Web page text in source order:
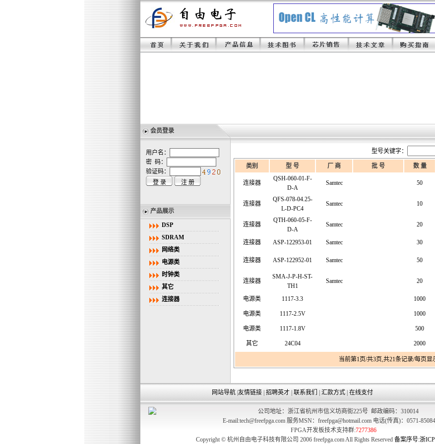
会员登录
用户名：
密 码：
验证码：
产品展示
DSP
SDRAM
网络类
电源类
时钟类
其它
连接器
型号关键字：
类别 型 号 厂 商 批 号 数 量
连接器
QSH-060-01-F-
D-A
Samtec 50
连接器
QFS-078-04.25-
L-D-PC4
Samtec 10
连接器
QTH-060-05-F-
D-A
Samtec 20
连接器 ASP-122953-01 Samtec 30
连接器 ASP-122952-01 Samtec 50
连接器
SMA-J-P-H-ST-
TH1
Samtec 20
电源类 1117-3.3 1000
电源类 1117-2.5V 1000
电源类 1117-1.8V 500
其它 24C04 2000
当前第1页/共3页,共21条记录/每页
网站导航 友情链接 招聘英才 联系我们 汇款方式 在线支付
公司地址：浙江省杭州市信义坊商街225号 邮政编码：310014
E-mail:tech@freefpga.com 服务MSN：freefpga@hotmail.com 电话(传真)：0571-
FPGA开发板技术支持群:7277386
Copyright © 杭州自由电子科技有限公司 2006 freefpga.com All Rights Reserved 备案序号:浙